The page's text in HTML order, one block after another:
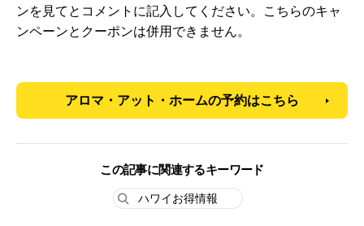
ンを見てとコメントに記入してください。こちらのキャ
ンペーンとクーポンは併用できません。
アロマ・アット・ホームの予約はこちら
この記事に関連するキーワード
ハワイお得情報